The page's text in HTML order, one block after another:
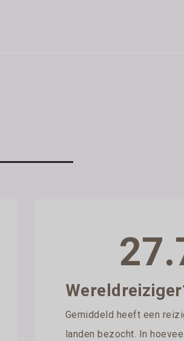
Gemiddeld heeft een
landen bezocht. In